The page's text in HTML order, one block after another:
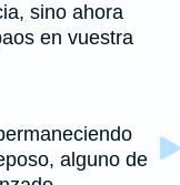
sino ahora
en vuestra
alguno de